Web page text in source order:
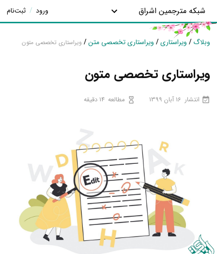
شبکه مترجمین اشراق ورود / ثبت‌نام
وبلاگ / ویراستاری/ ویراستاری تخصصی متن/ ویراستاری تخصصی متون
ویراستاری تخصصی متون
انتشار 16 آبان 1399 مطالعه 14 دقیقه